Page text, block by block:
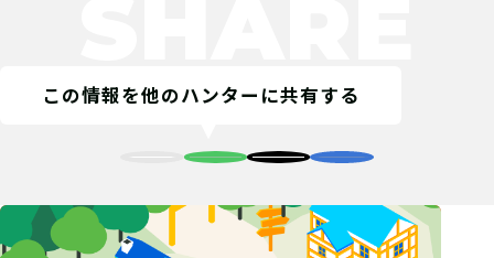
この情報を他のハンターに共有する